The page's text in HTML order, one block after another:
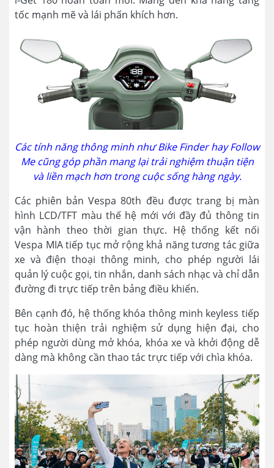
tốc mạnh mẽ và lái phấn khích hơn.
Các tính năng thông minh như Bike Finder hay Follow
Me cũng góp phần mang lại trải nghiệm thuận tiện
và liền mạch hơn trong cuộc sống hàng ngày.
Các phiên bản Vespa 80th đều được trang bị màn
hình LCD/TFT màu thế hệ mới với đầy đủ thông tin
vận hành theo thời gian thực. Hệ thống kết nối
Vespa MIA tiếp tục mở rộng khả năng tương tác giữa
xe và điện thoại thông minh, cho phép người lái
quản lý cuộc gọi, tin nhắn, danh sách nhạc và chỉ dẫn
đường đi trực tiếp trên bảng điều khiển.
Bên cạnh đó, hệ thống khóa thông minh keyless tiếp
tục hoàn thiện trải nghiệm sử dụng hiện đại, cho
phép người dùng mở khóa, khóa xe và khởi động dễ
dàng mà không cần thao tác trực tiếp với chìa khóa.